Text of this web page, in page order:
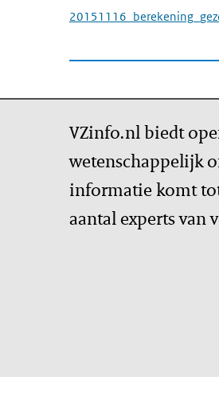
VZinfo.nl biedt
wetenschappelijk
informatie komt
aantal experts van